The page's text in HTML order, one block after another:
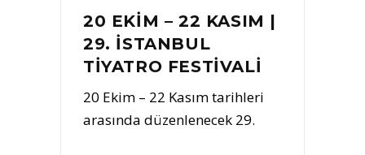
20 EKİM – 22 KASIM |
29. İSTANBUL
TİYATRO FESTİVALİ
20 Ekim – 22 Kasım tarihleri
arasında düzenlenecek 29.